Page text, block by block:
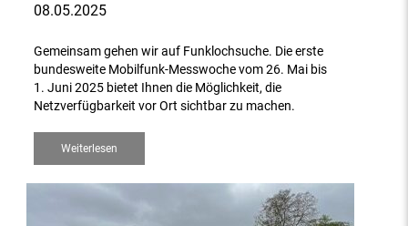
08.05.2025
Gemeinsam gehen wir auf Funklochsuche. Die erste
bundesweite Mobilfunk-Messwoche vom 26. Mai bis
1. Juni 2025 bietet Ihnen die Möglichkeit, die
Netzverfügbarkeit vor Ort sichtbar zu machen.
Weiterlesen